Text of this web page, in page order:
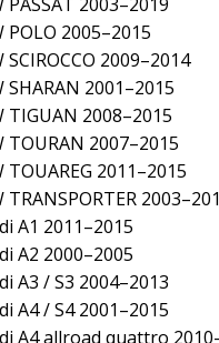
PASSAT 2003–2019
POLO 2005–2015
SCIROCCO 2009–2014
SHARAN 2001–2015
TIGUAN 2008–2015
TOURAN 2007–2015
TOUAREG 2011–2015
TRANSPORTER
A1 2011–2015
A2 2000–2005
A3 / S3 2004–2013
A4 / S4 2001–2015
A4 allroad quattro